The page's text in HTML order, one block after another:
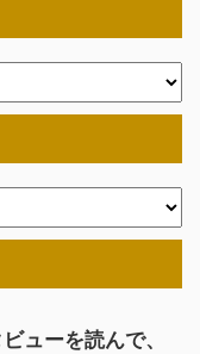
ューを読んで、